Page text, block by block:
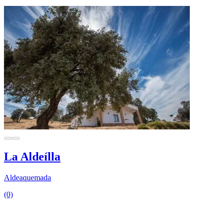
La Aldeílla
Aldeaquemada
(0)